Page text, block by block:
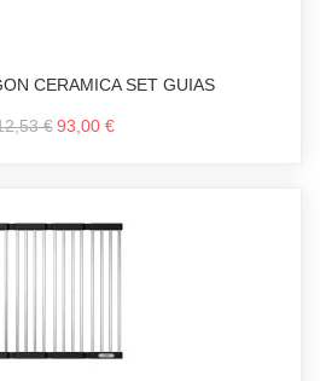
CERAMICA SET GUIAS
€ 93,00 €